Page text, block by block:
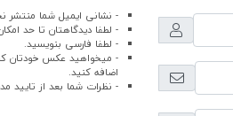
- نشانی ایمیل شما منتشر
- لطفا دیدگاهتان تا حد
- لطفا فارسی بنویسید.
- میخواهید عکس خودتان
اضافه کنید.
- نظرات شما بعد از تایید